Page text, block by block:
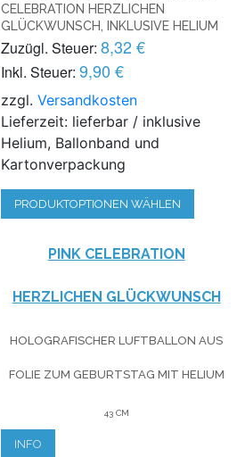
CELEBRATION HERZLICHEN
GLÜCKWUNSCH, INKLUSIVE HELIUM
Zuzügl. Steuer: 8,32 €
Inkl. Steuer: 9,90 €
zzgl.Versandkosten
Lieferzeit: lieferbar / inklusive
Helium, Ballonband und
Kartonverpackung
PRODUKTOPTIONEN WÄHLEN
PINK CELEBRATION
HERZLICHEN GLÜCKWUNSCH
HOLOGRAFISCHER LUFTBALLON AUS
FOLIE ZUM GEBURTSTAG MIT HELIUM
43 CM
INFO